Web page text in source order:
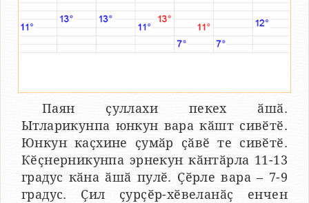
Паян ҫуллахи пекех ӑшӑ.
Ытларикунпа юнкун вара кӑшт сивӗтӗ.
Юнкун каҫхине ҫумӑр ҫӑвӗ те сивӗтӗ.
Кӗҫнерникунпа эрнекун кӑнтӑрла 11-13
градус кӑна ӑшӑ пулӗ. Ҫӗрле вара – 7-9
градус. Ҫил ҫурҫӗр-хӗвеланӑҫ енчен